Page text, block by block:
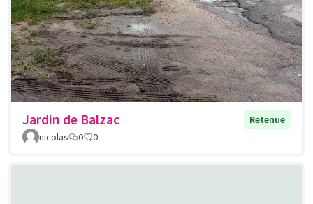
Jardin de Balzac
Retenue
nicolas
0 0